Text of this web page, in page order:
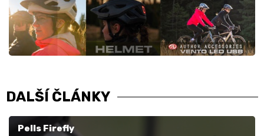
DALŠÍ ČLÁNKY
Pells Firefly